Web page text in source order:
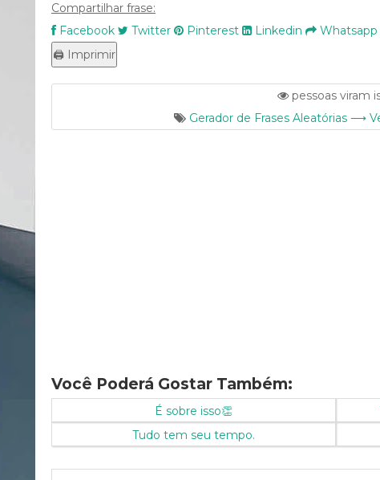
Compartilhar frase:
Facebook
Twitter Pinterest Linkedin Whatsapp
pessoas viram
Gerador de Frases Aleatórias ⟶
Você Poderá Gostar Também:
É sobre isso👏
Tudo tem seu tempo.